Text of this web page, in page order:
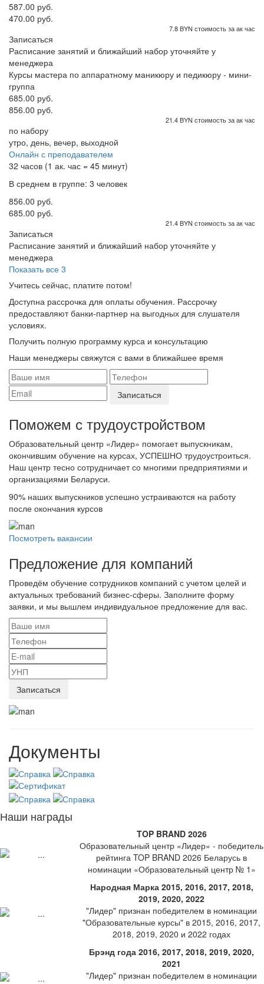
587.00 руб.
470.00 руб.
7.8 BYN стоимость за ак час
Записаться
Расписание занятий и ближайший набор уточняйте у
менеджера
Курсы мастера по аппаратному маникюру и педикюру - мини-
группа
685.00 руб.
856.00 руб.
21.4 BYN стоимость за ак час
по набору
утро, день, вечер, выходной
Онлайн с преподавателем
32 часов (1 ак. час = 45 минут)
В среднем в группе: 3 человек
856.00 руб.
685.00 руб.
21.4 BYN стоимость за ак час
Записаться
Расписание занятий и ближайший набор уточняйте у
менеджера
Показать все 3
Учитесь сейчас, платите потом!
Доступна рассрочка для оплаты обучения. Рассрочку
предоставляют банки-партнер на выгодных для слушателя
условиях.
Получить полную программу курса и консультацию
Наши менеджеры свяжутся с вами в ближайшее время
Поможем с трудоустройcтвом
Образовательный центр «Лидер» помогает выпускникам,
окончившим обучение на курсах, УСПЕШНО трудоустроиться.
Наш центр тесно сотрудничает со многими предприятиями и
организациями Беларуси.
90% наших выпускников успешно устраиваются на работу
после окончания курсов
Посмотреть вакансии
Предложение для компаний
Проведём обучение сотрудников компаний с учетом целей и
актуальных требований бизнес-сферы. Заполните форму
заявки, и мы вышлем индивидуальное предложение для вас.
Документы
Наши награды
TOP BRAND 2026
Образовательный центр «Лидер» - победитель
рейтинга TOP BRAND 2026 Беларусь в
номинации «Образовательный центр № 1»
Народная Марка 2015, 2016, 2017, 2018,
2019, 2020, 2022
"Лидер" признан победителем в номинации
"Образовательные курсы" в 2015, 2016, 2017,
2018, 2019, 2020 и 2022 годах
Брэнд года 2016, 2017, 2018, 2019, 2020,
2021
"Лидер" признан победителем в номинации